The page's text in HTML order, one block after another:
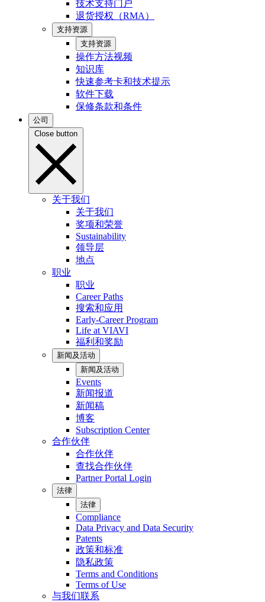
技术支持门户
退货授权（RMA）
支持资源
支持资源
操作方法视频
知识库
快速参考卡和技术提示
软件下载
保修条款和条件
公司
Close button
关于我们
关于我们
奖项和荣誉
Sustainability
领导层
地点
职业
职业
Career Paths
搜索和应用
Early-Career Program
Life at VIAVI
福利和奖励
新闻及活动
新闻及活动
Events
新闻报道
新闻稿
博客
Subscription Center
合作伙伴
合作伙伴
查找合作伙伴
Partner Portal Login
法律
法律
Compliance
Data Privacy and Data Security
Patents
政策和标准
隐私政策
Terms and Conditions
Terms of Use
与我们联系